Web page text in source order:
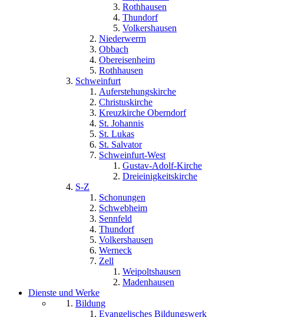
Rothhausen
Thundorf
Volkershausen
Niederwerrn
Obbach
Obereisenheim
Rothhausen
Schweinfurt
Auferstehungskirche
Christuskirche
Kreuzkirche Oberndorf
St. Johannis
St. Lukas
St. Salvator
Schweinfurt-West
Gustav-Adolf-Kirche
Dreieinigkeitskirche
S-Z
Schonungen
Schwebheim
Sennfeld
Thundorf
Volkershausen
Werneck
Zell
Weipoltshausen
Madenhausen
Dienste und Werke
Bildung
Evangelisches Bildungswerk